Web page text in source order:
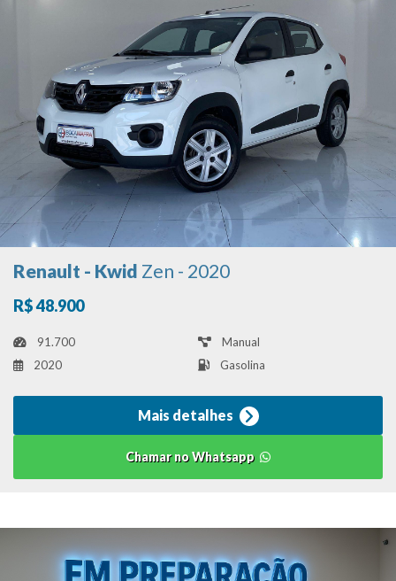
Renault - Kwid Zen - 2020
R$ 48.900
91.700
Manual
2020
Gasolina
Mais detalhes
Chamar no Whatsapp